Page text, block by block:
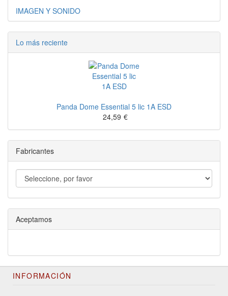
IMAGEN Y SONIDO
Lo más reciente
Panda Dome Essential 5 lic 1A ESD
24,59 €
Fabricantes
Aceptamos
INFORMACIÓN